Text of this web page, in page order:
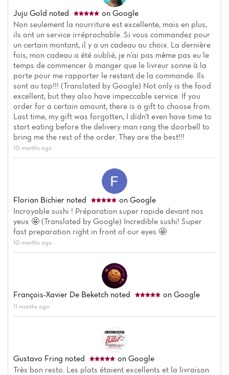
Juju Gold noted
on Google
Non seulement la nourriture est excellente, mais en plus,
ils ont un service irréprochable. Si vous commandez pour
un certain montant, il y a un cadeau au choix. La dernière
fois, mon cadeau a été oublié, je n'ai pas même pas eu le
temps de commencer à manger que le livreur sonne à la
porte pour me rapporter le restant de la commande. Ils
sont au top!!! (Translated by Google) Not only is the food
excellent, but they also have impeccable service. If you
order for a certain amount, there is a gift to choose from.
Last time, my gift was forgotten, I didn't even have time to
start eating before the delivery man rang the doorbell to
bring me the rest of the order. They are the best!!!
10 months ago
Florian Bichier noted
on Google
Incroyable sushi ! Préparation super rapide devant nos
yeux 🤩 (Translated by Google) Incredible sushi! Super
fast preparation right in front of our eyes 🤩
10 months ago
François-Xavier De Beketch noted on Google
11 months ago
Gustavo Fring noted
on Google
Très bon resto. Les plats étaient excellents et la livraison
Home
News
Menu
Reviews